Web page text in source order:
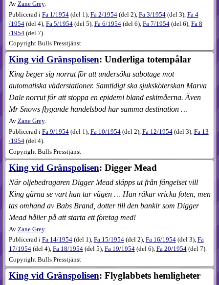
Av Zane Grey.
Publicerad i Fa 1​/1954(del 1 ), Fa 2​/1954(del 2), Fa 3​/1954(del 3), Fa 4​
/1954(del 4), Fa 5​/1954(del 5), Fa 6​/1954(del 6), Fa 7​/1954(del 6), Fa 8​
/1954(del 7).
Copyright Bulls Presstjänst
King vid Gränspolisen: Underliga totempålar
King beger sig norrut för att undersöka sabotage mot
automatiska väder­stationer. Samtidigt ska sjuk­sköterskan Marva
Dale norrut för att stoppa en epidemi bland eskimåerna. Även
Mr Snows flygande handelsbod har samma destination …
Av Zane Grey.
Publicerad i Fa9​/1954(del 1), Fa10​/1954(del 2), Fa12​/1954(del 3), Fa13​
/1954(del 4).
Copyright Bulls Presstjänst
King vid Gränspolisen: Digger Mead
När oljebedragaren Digger Mead släpps ut från fängelset vill
King gärna se vart han tar vägen … Han råkar vricka foten, men
tas omhand av Babs Brand, dotter till den bankir som Digger
Mead håller på att starta ett företag med!
Av Zane Grey.
Publicerad i Fa14​/1954(del 1), Fa15​/1954(del 2), Fa16​/1954(del 3), Fa
17​/1954(del 4), Fa18​/1954(del 5), Fa19​/1954(del 6), Fa20​/1954(del 7).
Copyright Bulls Presstjänst
King vid Gränspolisen: Flyglabbets hemligheter